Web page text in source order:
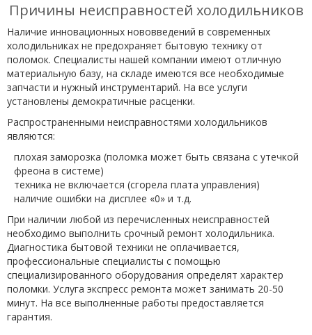
Причины неисправностей холодильников
Наличие инновационных нововведений в современных
холодильниках не предохраняет бытовую технику от
поломок. Специалисты нашей компании имеют отличную
материальную базу, на складе имеются все необходимые
запчасти и нужный инструментарий. На все услуги
установлены демократичные расценки.
Распространенными неисправностями холодильников
являются:
плохая заморозка (поломка может быть связана с утечкой
фреона в системе)
техника не включается (сгорела плата управления)
наличие ошибки на дисплее «0» и т.д.
При наличии любой из перечисленных неисправностей
необходимо выполнить срочный ремонт холодильника.
Диагностика бытовой техники не оплачивается,
профессиональные специалисты с помощью
специализированного оборудования определят характер
поломки. Услуга экспресс ремонта может занимать 20-50
минут. На все выполненные работы предоставляется
гарантия.